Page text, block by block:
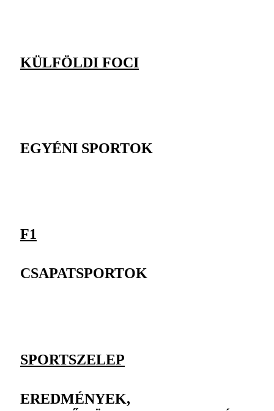
KÜLFÖLDI FOCI
EGYÉNI SPORTOK
F1
CSAPATSPORTOK
SPORTSZELEP
EREDMÉNYEK,